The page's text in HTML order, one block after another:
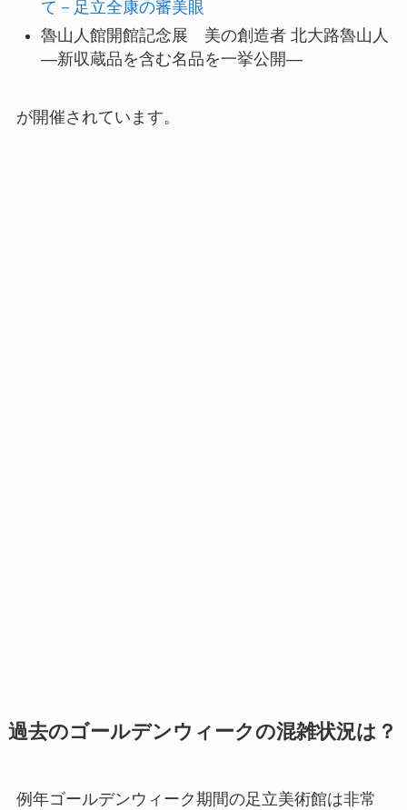
て－足立全康の審美眼
魯山人館開館記念展 美の創造者 北大路魯山人
―新収蔵品を含む名品を一挙公開―
が開催されています。
過去のゴールデンウィークの混雑状況は？
例年ゴールデンウィーク期間の足立美術館は非常